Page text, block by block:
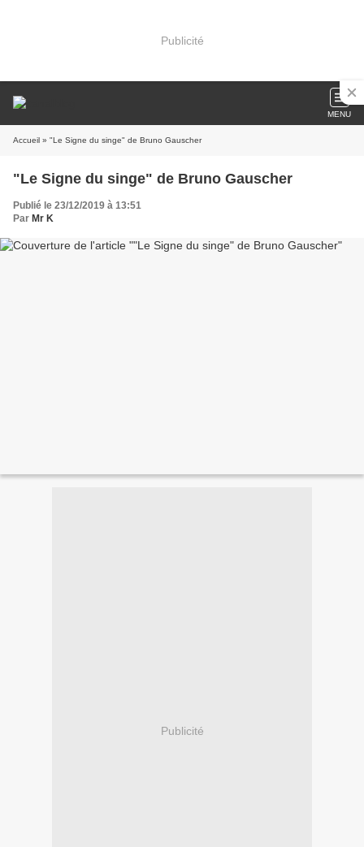
Publicité
MENU
Accueil » "Le Signe du singe" de Bruno Gauscher
"Le Signe du singe" de Bruno Gauscher
Publié le 23/12/2019 à 13:51
Par Mr K
Publicité